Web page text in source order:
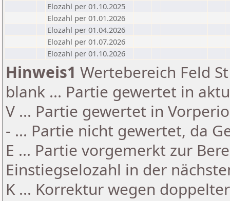
Elozahl per 01.10.2025
Elozahl per 01.01.2026
Elozahl per 01.04.2026
Elozahl per 01.07.2026
Elozahl per 01.10.2026
Hinweis1 Wertebereich Feld
blank ... Partie gewertet in
V ... Partie gewertet in
- ... Partie nicht gewertet, da
E ... Partie vorgemerkt zur
Einstiegselozahl in der
K ... Korrektur wegen